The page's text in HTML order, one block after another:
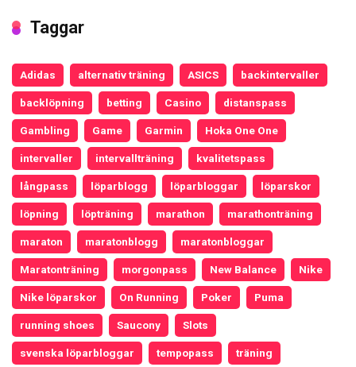
Taggar
Adidas alternativ träning ASICS backintervaller
backlöpning betting Casino distanspass
Gambling Game Garmin Hoka One One
intervaller intervallträning kvalitetspass
långpass löparblogg löparbloggar löparskor
löpning löpträning marathon marathonträning
maraton maratonblogg maratonbloggar
Maratonträning morgonpass New Balance Nike
Nike löparskor On Running Poker Puma
running shoes Saucony Slots
svenska löparbloggar tempopass träning